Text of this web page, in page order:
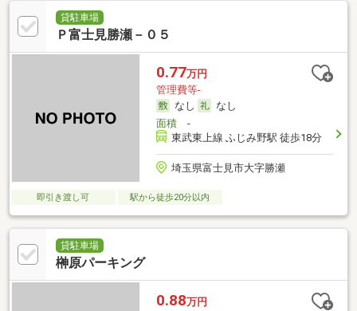
貸駐車場
Ｐ富士見勝瀬－０５
0.77万円
管理費等-
なし
なし
面積-
東武東上線 ふじみ野駅 徒歩18分
埼玉県富士見市大字勝瀬
即引き渡し可 駅から徒歩20分以内
貸駐車場
榊原パーキング
0.88万円